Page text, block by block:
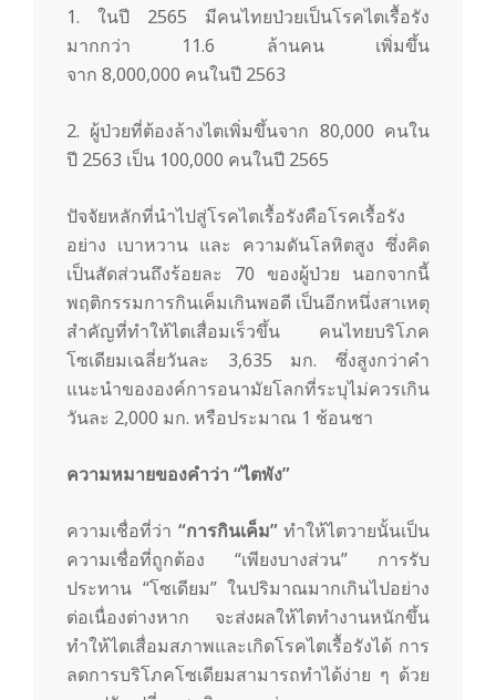
1. ในปี 2565 มีคนไทยป่วยเป็นโรคไตเรื้อรัง
มากกว่า 11.6 ล้านคน เพิ่มขึ้น
จาก 8,000,000 คนในปี 2563
2. ผู้ป่วยที่ต้องล้างไตเพิ่มขึ้นจาก 80,000 คนใน
ปี 2563 เป็น 100,000 คนในปี 2565
ปัจจัยหลักที่นำไปสู่โรคไตเรื้อรังคือโรคเรื้อรัง
อย่าง เบาหวาน และ ความดันโลหิตสูง ซึ่งคิด
เป็นสัดส่วนถึงร้อยละ 70 ของผู้ป่วย นอกจากนี้
พฤติกรรมการกินเค็มเกินพอดี เป็นอีกหนึ่งสาเหตุ
สำคัญที่ทำให้ไตเสื่อมเร็วขึ้น คนไทยบริโภค
โซเดียมเฉลี่ยวันละ 3,635 มก. ซึ่งสูงกว่าคำ
แนะนำขององค์การอนามัยโลกที่ระบุไม่ควรเกิน
วันละ 2,000 มก. หรือประมาณ 1 ช้อนชา
ความหมายของคำว่า “ไตพัง”
ความเชื่อที่ว่า “การกินเค็ม”ทำให้ไตวายนั้นเป็น
ความเชื่อที่ถูกต้อง “เพียงบางส่วน” การรับ
ประทาน “โซเดียม” ในปริมาณมากเกินไปอย่าง
ต่อเนื่องต่างหาก จะส่งผลให้ไตทำงานหนักขึ้น
ทำให้ไตเสื่อมสภาพและเกิดโรคไตเรื้อรังได้ การ
ลดการบริโภคโซเดียมสามารถทำได้ง่าย ๆ ด้วย